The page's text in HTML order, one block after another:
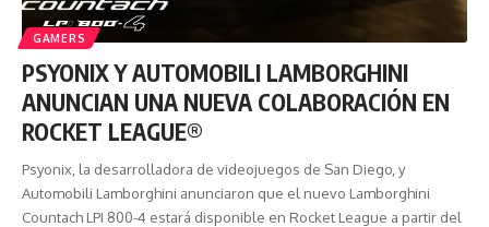
GAMERS
PSYONIX Y AUTOMOBILI LAMBORGHINI
ANUNCIAN UNA NUEVA COLABORACIÓN EN
ROCKET LEAGUE®
Psyonix, la desarrolladora de videojuegos de San Diego, y
Automobili Lamborghini anunciaron que el nuevo Lamborghini
Countach LPI 800-4 estará disponible en Rocket League a partir del